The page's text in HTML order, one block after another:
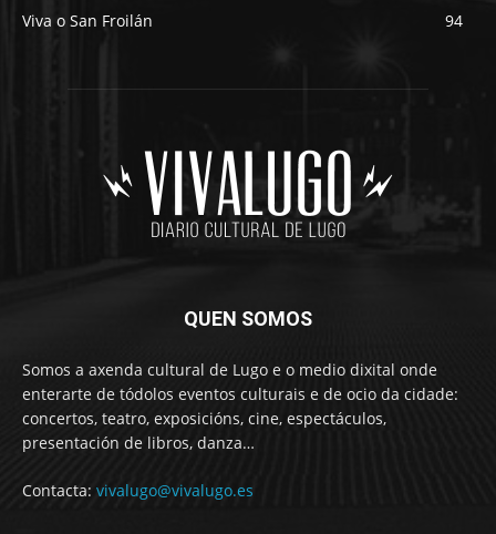
Viva o San Froilán
94
QUEN SOMOS
Somos a axenda cultural de Lugo e o medio dixital onde
enterarte de tódolos eventos culturais e de ocio da cidade:
concertos, teatro, exposicións, cine, espectáculos,
presentación de libros, danza…
Contacta: vivalugo@vivalugo.es